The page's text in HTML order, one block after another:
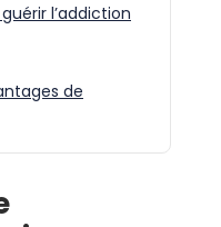
l’addiction
de